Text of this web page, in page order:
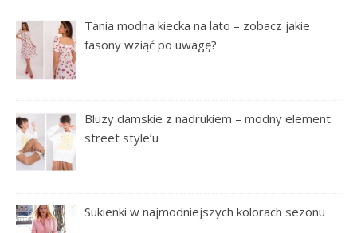
Tania modna kiecka na lato – zobacz jakie
fasony wziąć po uwagę?
Bluzy damskie z nadrukiem – modny element
street style’u
Sukienki w najmodniejszych kolorach sezonu